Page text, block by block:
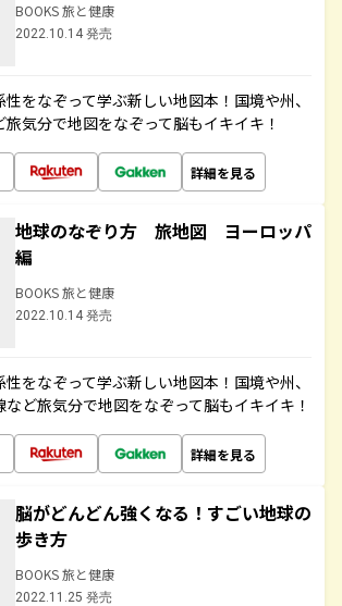
BOOKS 旅と健康
2022.10.14 発売
をなぞって学ぶ新しい地図本！国境や州、
気分で地図をなぞって脳もイキイキ！
詳細を見る
地球のなぞり方 旅地図 ヨーロッパ
編
BOOKS 旅と健康
2022.10.14 発売
をなぞって学ぶ新しい地図本！国境や州、
ど旅気分で地図をなぞって脳もイキイキ！
詳細を見る
脳がどんどん強くなる！すごい地球の
歩き方
BOOKS 旅と健康
2022.11.25 発売